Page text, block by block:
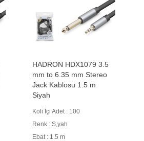
HADRON HDX1079 3.5
mm to 6.35 mm Stereo
Jack Kablosu 1.5 m
Siyah
Koli İçi Adet : 100
Renk : S,yah
Ebat : 1.5 m